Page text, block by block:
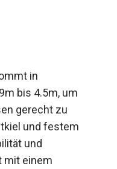
in
bis 4.5m, um
gerecht zu
und festem
und
mit einem